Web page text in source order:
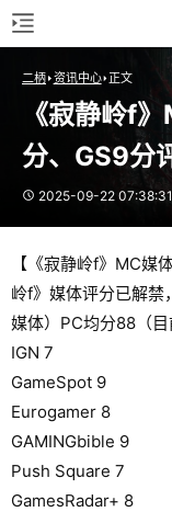
二柄 资讯中心 正文
《寂静岭f
分、GS9分
2025-09-22 07:38:31
【《寂静岭f》MC媒
岭f》媒体评分已解
媒体）PC均分88（目
IGN 7
GameSpot 9
Eurogamer 8
GAMINGbible 9
Push Square 7
GamesRadar+ 8